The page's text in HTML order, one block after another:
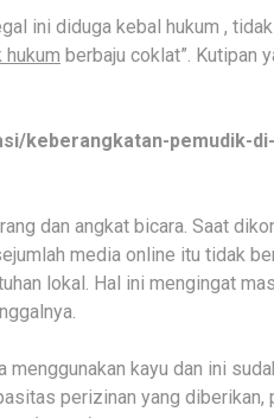
ini diduga kebal hukum ,
hukum berbaju coklat”. Kutipan
keberangkatan-pemudik-
dan angkat bicara. Saat
media online itu tidak
lokal. Hal ini mengingat
kayu dan ini
perizinan yang diberikan,